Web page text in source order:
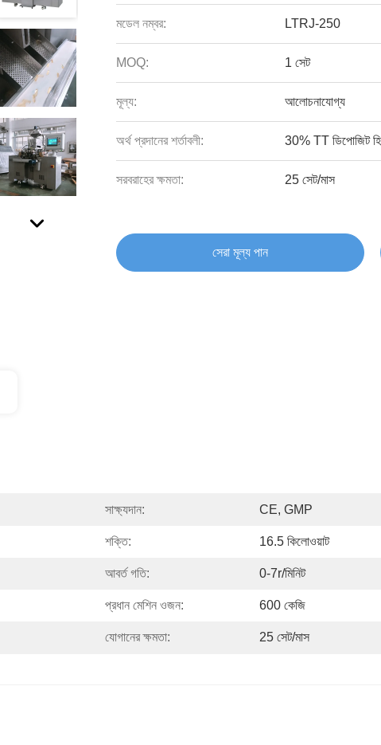
মডেল নম্বর: LTRJ-250
MOQ: 1 সেট
মূল্য: আলোচনাযোগ্য
অর্থ প্রদানের শর্তাবলী: 30% TT ডিপোজিট
সরবরাহের ক্ষমতা: 25 সেট/মাস
সেরা মূল্য পান
সাক্ষ্যদান: CE, GMP
শক্তি: 16.5 কিলোওয়াট
আবর্ত গতি: 0-7r/মিনিট
প্রধান মেশিন ওজন: 600 কেজি
যোগানের ক্ষমতা: 25 সেট/মাস